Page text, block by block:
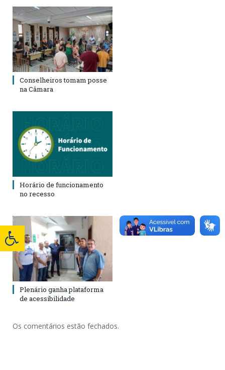
Conselheiros tomam posse
na Câmara
Horário de funcionamento
no recesso
Plenário ganha plataforma
de acessibilidade
Os comentários estão fechados.